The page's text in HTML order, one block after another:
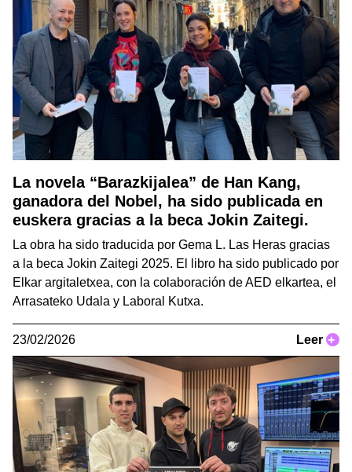
La novela “Barazkijalea” de Han Kang,
ganadora del Nobel, ha sido publicada en
euskera gracias a la beca Jokin Zaitegi.
La obra ha sido traducida por Gema L. Las Heras gracias
a la beca Jokin Zaitegi 2025. El libro ha sido publicado por
Elkar argitaletxea, con la colaboración de AED elkartea, el
Arrasateko Udala y Laboral Kutxa.
23/02/2026 Leer +